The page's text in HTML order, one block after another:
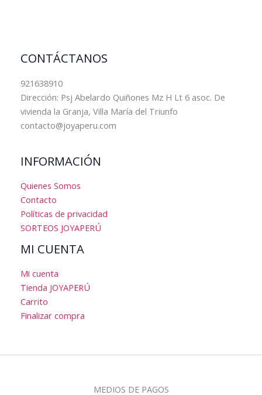
CONTÁCTANOS
921638910
Dirección: Psj Abelardo Quiñones Mz H Lt 6 asoc. De
vivienda la Granja, Villa María del Triunfo
contacto@joyaperu.com
INFORMACIÓN
Quienes Somos
Contacto
Políticas de privacidad
SORTEOS JOYAPERÚ
MI CUENTA
Mi cuenta
Tienda JOYAPERÚ
Carrito
Finalizar compra
MEDIOS DE PAGOS